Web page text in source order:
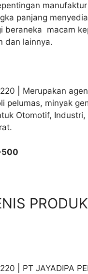
panjang
beraneka macam
dan lainnya.
| Merupakan
pelumas, minyak
Otomotif,
| PT JAYADIPA